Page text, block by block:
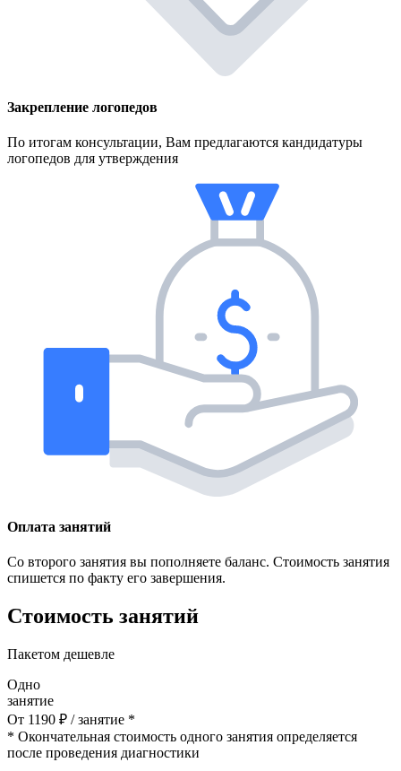
Закрепление логопедов
По итогам консультации, Вам предлагаются кандидатуры
логопедов для утверждения
Оплата занятий
Со второго занятия вы пополняете баланс. Стоимость занятия
спишется по факту его завершения.
Стоимость занятий
Пакетом дешевле
Одно
занятие
От 1190 ₽ / занятие *
* Окончательная стоимость одного занятия определяется
после проведения диагностики